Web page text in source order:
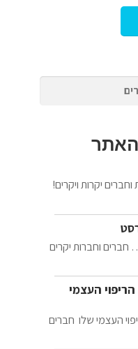
יקרות ויקרים!
וחברות יקרים
העצמי
העצמי שלו חברים